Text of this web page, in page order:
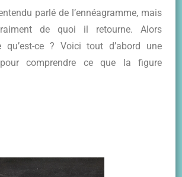
parlé de l’ennéagramme, mais
de quoi il retourne. Alors
qu’est-ce ? Voici tout d’abord une
comprendre ce que la figure